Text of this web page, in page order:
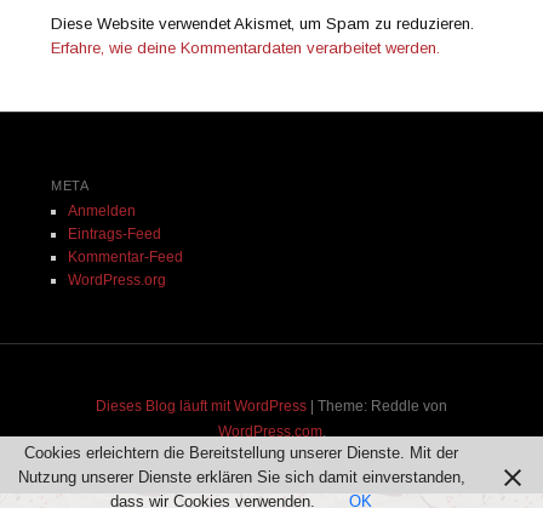
Diese Website verwendet Akismet, um Spam zu reduzieren.
Erfahre, wie deine Kommentardaten verarbeitet werden.
META
Anmelden
Eintrags-Feed
Kommentar-Feed
WordPress.org
Dieses Blog läuft mit WordPress | Theme: Reddle von
WordPress.com.
Cookies erleichtern die Bereitstellung unserer Dienste. Mit der
Nutzung unserer Dienste erklären Sie sich damit einverstanden,
dass wir Cookies verwenden.
OK